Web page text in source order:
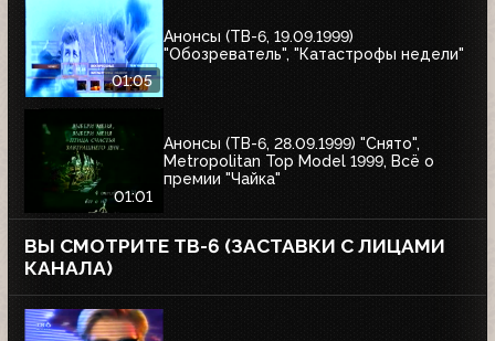
01:05
Анонсы (ТВ-6, 19.09.1999)
"Обозреватель", "Катастрофы недели"
01:01
Анонсы (ТВ-6, 28.09.1999) "Снято",
Metropolitan Top Model 1999, Всё о
премии "Чайка"
ВЫ СМОТРИТЕ ТВ-6 (ЗАСТАВКИ С ЛИЦАМИ
КАНАЛА)